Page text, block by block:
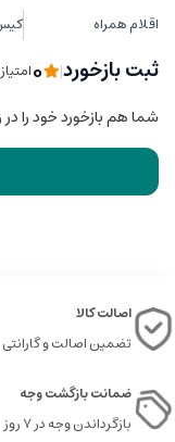
اقلام همراه
ثبت بازخورد|
0امتیاز0 از ۵ توسط 0 کاربر
شما هم بازخورد خود را
اصالت کالا
تضمین اصالت و گارانتی
ضمانت بازگشت وجه
بازگرداندن وجه در ۷ روز